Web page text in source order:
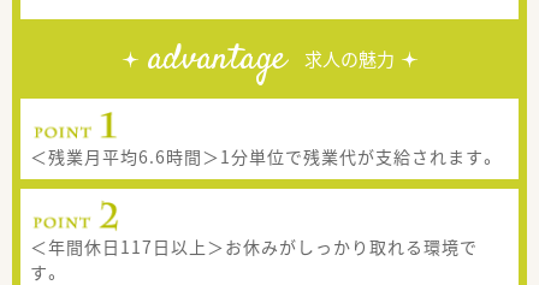
advantage 求人の魅力
＜残業月平均6.6時間＞1分単位で残業代が支給されます。
＜年間休日117日以上＞お休みがしっかり取れる環境で
す。